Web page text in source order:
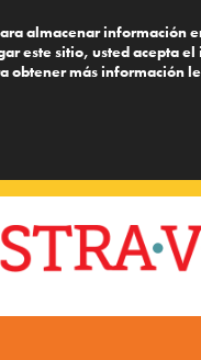
almacenar información
este sitio, usted acepta
obtener más información